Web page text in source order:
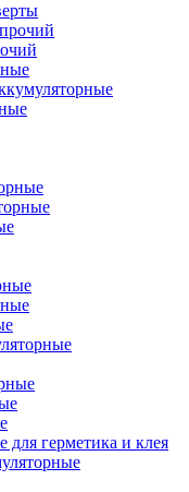
для герметика и клея